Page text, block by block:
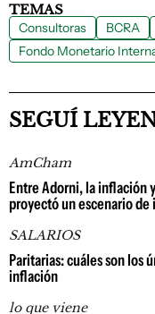
TEMAS
Consultoras BCRA
Fondo Monetario
SEGUÍ
AmCham
Entre Adorni, la inflación
proyectó un escenario de
SALARIOS
Paritarias: cuáles son los
inflación
lo que viene